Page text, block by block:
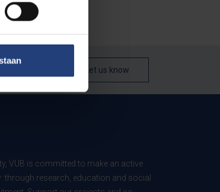
Let us know
VUB is committed to make an active
through research, education and social